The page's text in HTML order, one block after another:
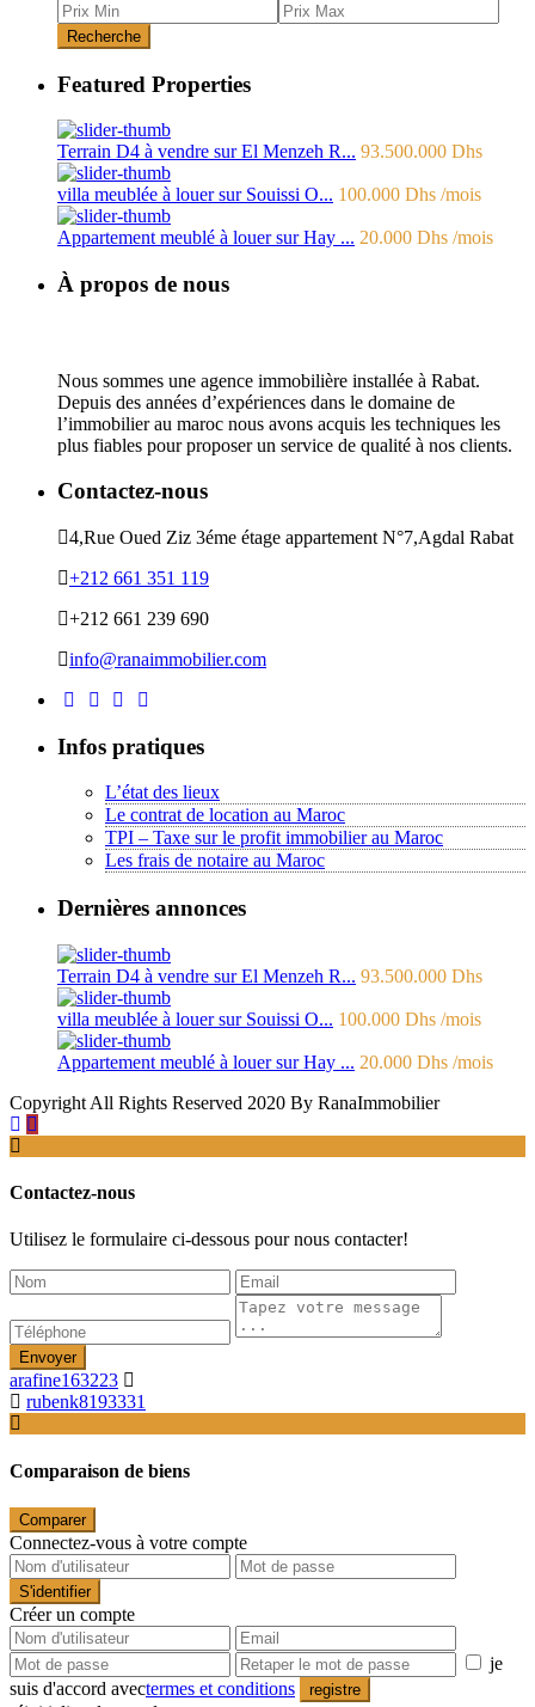
Recherche
Featured Properties
Terrain D4 à vendre sur El Menzeh R... 93.500.000 Dhs
villa meublée à louer sur Souissi O... 100.000 Dhs /mois
Appartement meublé à louer sur Hay ... 20.000 Dhs /mois
À propos de nous
Nous sommes une agence immobilière installée à Rabat.
Depuis des années d’expériences dans le domaine de
l’immobilier au maroc nous avons acquis les techniques les
plus fiables pour proposer un service de qualité à nos clients.
Contactez-nous
4,Rue Oued Ziz 3éme étage appartement N°7,Agdal Rabat
+212 661 351 119
+212 661 239 690
info@ranaimmobilier.com
Infos pratiques
L’état des lieux
Le contrat de location au Maroc
TPI – Taxe sur le profit immobilier au Maroc
Les frais de notaire au Maroc
Dernières annonces
Terrain D4 à vendre sur El Menzeh R... 93.500.000 Dhs
villa meublée à louer sur Souissi O... 100.000 Dhs /mois
Appartement meublé à louer sur Hay ... 20.000 Dhs /mois
Copyright All Rights Reserved 2020 By RanaImmobilier
Contactez-nous
Utilisez le formulaire ci-dessous pour nous contacter!
Envoyer
arafine163223
rubenk8193331
Comparaison de biens
Comparer
Connectez-vous à votre compte
S'identifier
Créer un compte
je
suis d'accord avectermes et conditions registre